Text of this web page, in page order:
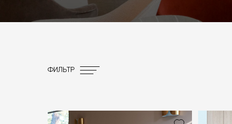
ФИЛЬТР